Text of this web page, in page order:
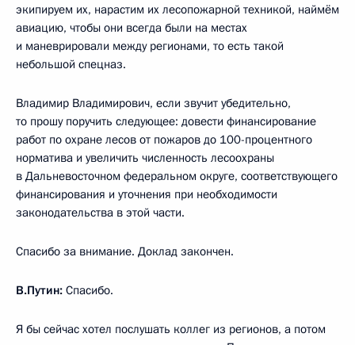
экипируем их, нарастим их лесопожарной техникой, наймём
авиацию, чтобы они всегда были на местах
и маневрировали между регионами, то есть такой
небольшой спецназ.
Владимир Владимирович, если звучит убедительно,
то прошу поручить следующее: довести финансирование
работ по охране лесов от пожаров до 100-процентного
норматива и увеличить численность лесоохраны
в Дальневосточном федеральном округе, соответствующего
финансирования и уточнения при необходимости
законодательства в этой части.
Спасибо за внимание. Доклад закончен.
В.Путин: Спасибо.
Я бы сейчас хотел послушать коллег из регионов, а потом